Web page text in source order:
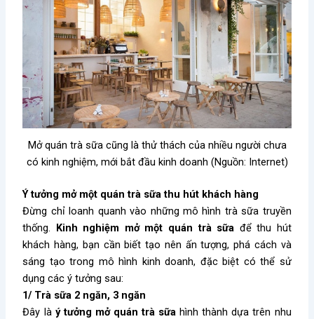
Mở quán trà sữa cũng là thử thách của nhiều người chưa
có kinh nghiệm, mới bắt đầu kinh doanh (Nguồn: Internet)
Ý tưởng mở một quán trà sữa thu hút khách hàng
Đừng chỉ loanh quanh vào những mô hình trà sữa truyền
thống. Kinh nghiệm mở một quán trà sữa để thu hút
khách hàng, bạn cần biết tạo nên ấn tượng, phá cách và
sáng tạo trong mô hình kinh doanh, đặc biệt có thể sử
dụng các ý tưởng sau:
1/ Trà sữa 2 ngăn, 3 ngăn
Đây là ý tưởng mở quán trà sữa hình thành dựa trên nhu